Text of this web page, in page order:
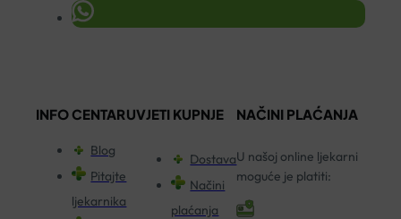
INFO CENTAR
Blog
Pitajte
ljekarnika
UVJETI KUPNJE
Dostava
Načini
plaćanja
NAČINI PLAĆANJA
U našoj online ljekarni
moguće je platiti: